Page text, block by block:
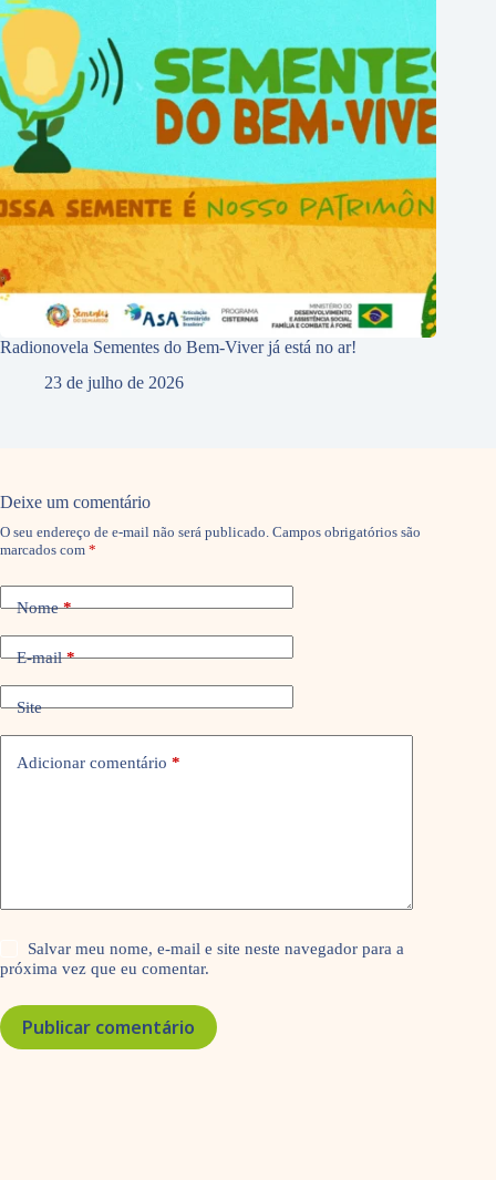
Radionovela Sementes do Bem-Viver já está no ar!
23 de julho de 2026
Deixe um comentário
O seu endereço de e-mail não será publicado. Campos obrigatórios são
marcados com *
Nome*
E-mail*
Site
Adicionar comentário *
Salvar meu nome, e-mail e site neste navegador para a
próxima vez que eu comentar.
Publicar comentário